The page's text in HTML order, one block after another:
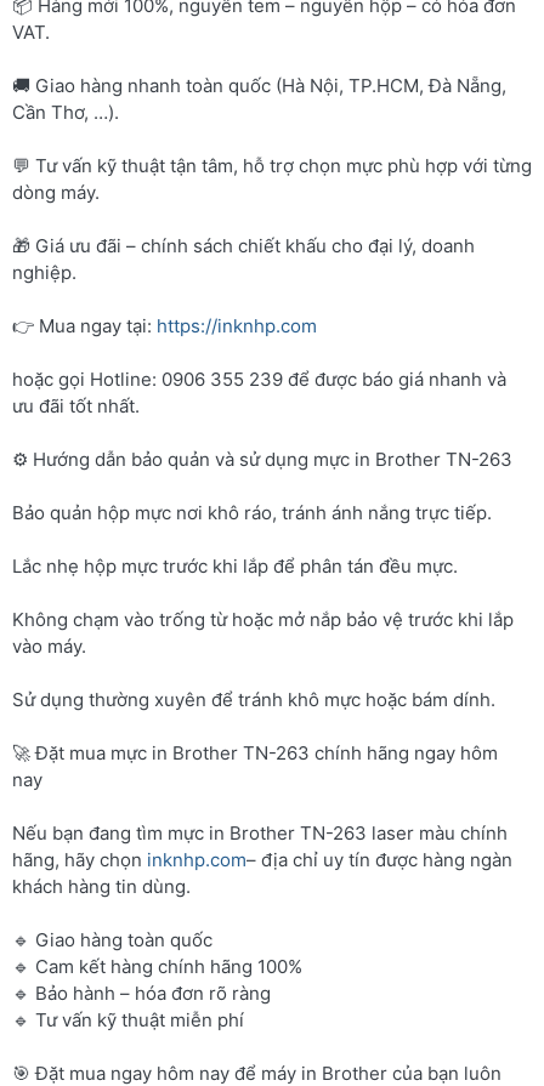
📦 Hàng mới 100%, nguyên tem – nguyên hộp – có hóa đơn
VAT.
🚚 Giao hàng nhanh toàn quốc (Hà Nội, TP.HCM, Đà Nẵng,
Cần Thơ, …).
💬 Tư vấn kỹ thuật tận tâm, hỗ trợ chọn mực phù hợp với từng
dòng máy.
🎁 Giá ưu đãi – chính sách chiết khấu cho đại lý, doanh
nghiệp.
👉 Mua ngay tại: https://inknhp.com
hoặc gọi Hotline: 0906 355 239 để được báo giá nhanh và
ưu đãi tốt nhất.
⚙️ Hướng dẫn bảo quản và sử dụng mực in Brother TN-263
Bảo quản hộp mực nơi khô ráo, tránh ánh nắng trực tiếp.
Lắc nhẹ hộp mực trước khi lắp để phân tán đều mực.
Không chạm vào trống từ hoặc mở nắp bảo vệ trước khi lắp
vào máy.
Sử dụng thường xuyên để tránh khô mực hoặc bám dính.
🚀 Đặt mua mực in Brother TN-263 chính hãng ngay hôm
nay
Nếu bạn đang tìm mực in Brother TN-263 laser màu chính
hãng, hãy chọn inknhp.com– địa chỉ uy tín được hàng ngàn
khách hàng tin dùng.
🔹 Giao hàng toàn quốc
🔹 Cam kết hàng chính hãng 100%
🔹 Bảo hành – hóa đơn rõ ràng
🔹 Tư vấn kỹ thuật miễn phí
🎯 Đặt mua ngay hôm nay để máy in Brother của bạn luôn